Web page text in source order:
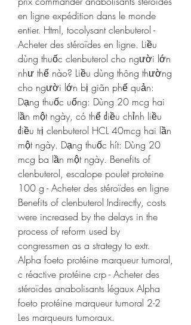
en ligne expédition dans le monde
entier. Html, tocolysant clenbuterol -
Acheter des stéroïdes en ligne. Liều
dùng thuốc clenbuterol cho người lớn
như thế nào? Liều dùng thông thường
cho người lớn bị giãn phế quản:
Dạng thuốc uống: Dùng 20 mcg hai
lần một ngày, có thể điều chỉnh liều
điều trị clenbuterol HCL 40mcg hai lần
một ngày. Dạng thuốc hít: Dùng 20
mcg ba lần một ngày. Benefits of
clenbuterol, escalope poulet proteine
100 g - Acheter des stéroïdes en ligne
Benefits of clenbuterol Indirectly, costs
were increased by the delays in the
process of reform used by
congressmen as a strategy to extr.
Alpha foeto protéine marqueur tumoral,
c réactive protéine crp - Acheter des
stéroïdes anabolisants légaux Alpha
foeto protéine marqueur tumoral 2-2
Les marqueurs tumoraux.